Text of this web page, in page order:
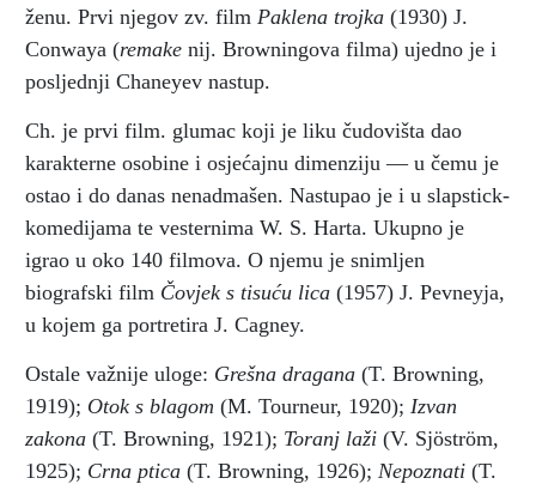
ženu. Prvi njegov zv. film Paklena trojka (1930) J.
Conwaya (remake nij. Browningova filma) ujedno je i
posljednji Chaneyev nastup.
Ch. je prvi film. glumac koji je liku čudovišta dao
karakterne osobine i osjećajnu dimenziju — u čemu je
ostao i do danas nenadmašen. Nastupao je i u slapstick-
komedijama te vesternima W. S. Harta. Ukupno je
igrao u oko 140 filmova. O njemu je snimljen
biografski film Čovjek s tisuću lica (1957) J. Pevneyja,
u kojem ga portretira J. Cagney.
Ostale važnije uloge: Grešna dragana (T. Browning,
1919); Otok s blagom (M. Tourneur, 1920); Izvan
zakona (T. Browning, 1921); Toranj laži (V. Sjöström,
1925); Crna ptica (T. Browning, 1926); Nepoznati (T.